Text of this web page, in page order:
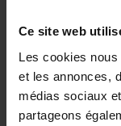
Ce site web
Les cookies
et les annonces,
médias sociaux
partageons
CANNELURE